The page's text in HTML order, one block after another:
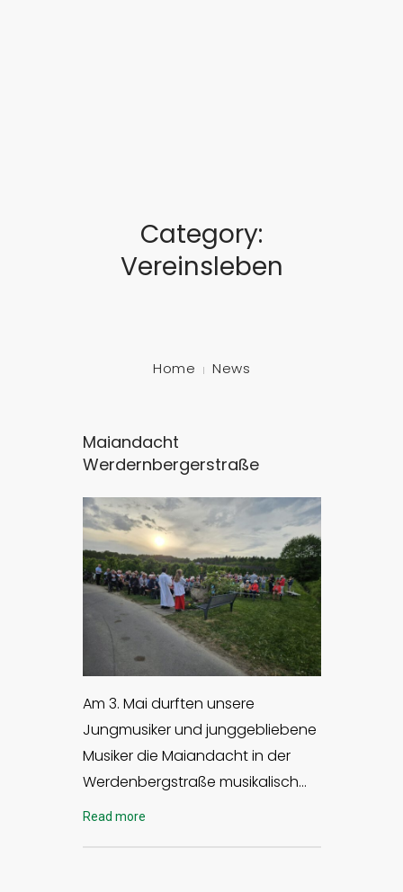
Category:
Vereinsleben
Home News
Maiandacht
Werdernbergerstraße
Am 3. Mai durften unsere
Jungmusiker und junggebliebene
Musiker die Maiandacht in der
Werdenbergstraße musikalisch…
Read more